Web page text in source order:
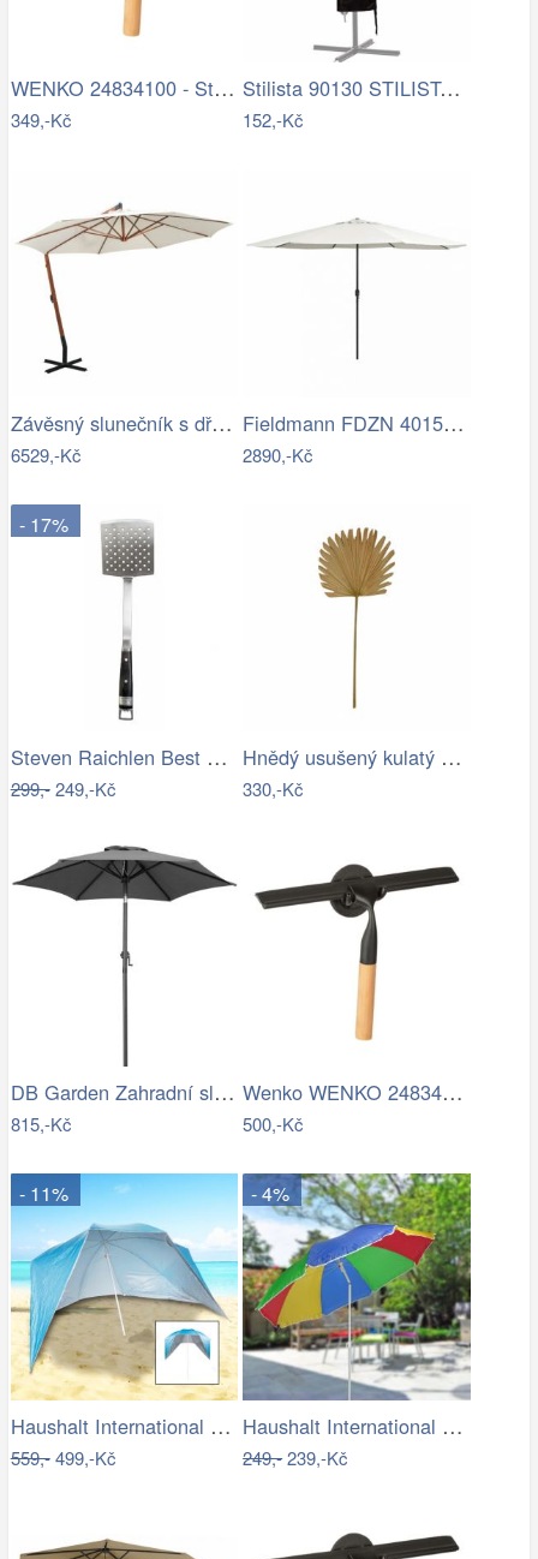
WENKO 24834100 - Stěrka BAMBUSa 24,5x17…
349,-Kč
Stilista 90130 STILISTA Obal na 350 cm…
152,-Kč
Závěsný slunečník s dřevěnou tyčí Ø 350…
6529,-Kč
Fieldmann FDZN 4015 krémová
2890,-Kč
- 17%
Steven Raichlen Best of Barbecue…
299,-249,-Kč
Hnědý usušený kulatý dekorativní list…
330,-Kč
DB Garden Zahradní slunečník Diane…
815,-Kč
Wenko WENKO 24834100 - Stěrka BAMBUSa…
500,-Kč
- 11%
Haushalt International Plážový…
559,-499,-Kč
- 4%
Haushalt International Slunečník duhový…
249,-239,-Kč